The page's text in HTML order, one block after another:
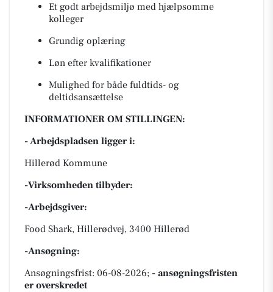
Et godt arbejdsmiljø med hjælpsomme
kolleger
Grundig oplæring
Løn efter kvalifikationer
Mulighed for både fuldtids- og
deltidsansættelse
INFORMATIONER OM STILLINGEN:
- Arbejdspladsen ligger i:
Hillerød Kommune
-Virksomheden tilbyder:
-Arbejdsgiver:
Food Shark, Hillerødvej, 3400 Hillerød
-Ansøgning:
Ansøgningsfrist: 06-08-2026; - ansøgningsfristen
er overskredet